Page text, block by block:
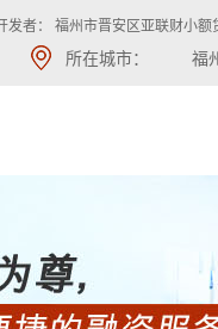
发者： 福州市晋安区亚联财小
所在城市： 福